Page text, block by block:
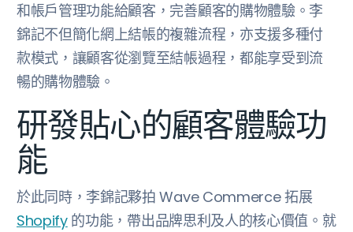
和帳戶管理功能給顧客，完善顧客的購物體驗。李
錦記不但簡化網上結帳的複雜流程，亦支援多種付
款模式，讓顧客從瀏覽至結帳過程，都能享受到流
暢的購物體驗。
研發貼心的顧客體驗功
能
於此同時，李錦記夥拍 Wave Commerce 拓展
Shopify 的功能，帶出品牌思利及人的核心價值。就